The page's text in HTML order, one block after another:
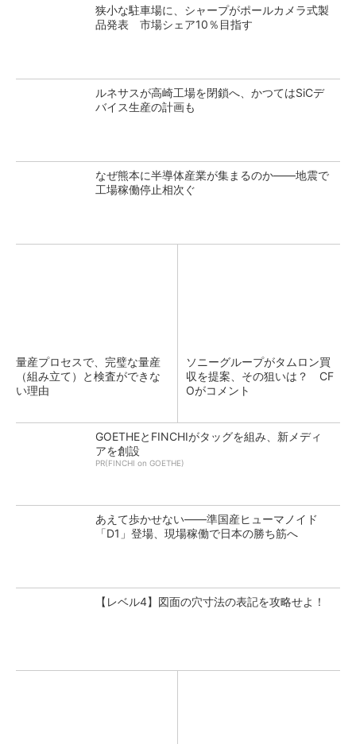
狭小な駐車場に、シャープがポールカメラ式製
品発表 市場シェア10％目指す
ルネサスが高崎工場を閉鎖へ、かつてはSiCデ
バイス生産の計画も
なぜ熊本に半導体産業が集まるのか――地震で
工場稼働停止相次ぐ
量産プロセスで、完璧な量産
（組み立て）と検査ができな
い理由
ソニーグループがタムロン買
収を提案、その狙いは？ CF
Oがコメント
GOETHEとFINCHIがタッグを組み、新メディ
アを創設
PR(FINCHI on GOETHE)
あえて歩かせない――準国産ヒューマノイド
「D1」登場、現場稼働で日本の勝ち筋へ
【レベル4】図面の穴寸法の表記を攻略せよ！